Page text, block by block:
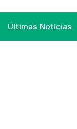
Últimas Notícias